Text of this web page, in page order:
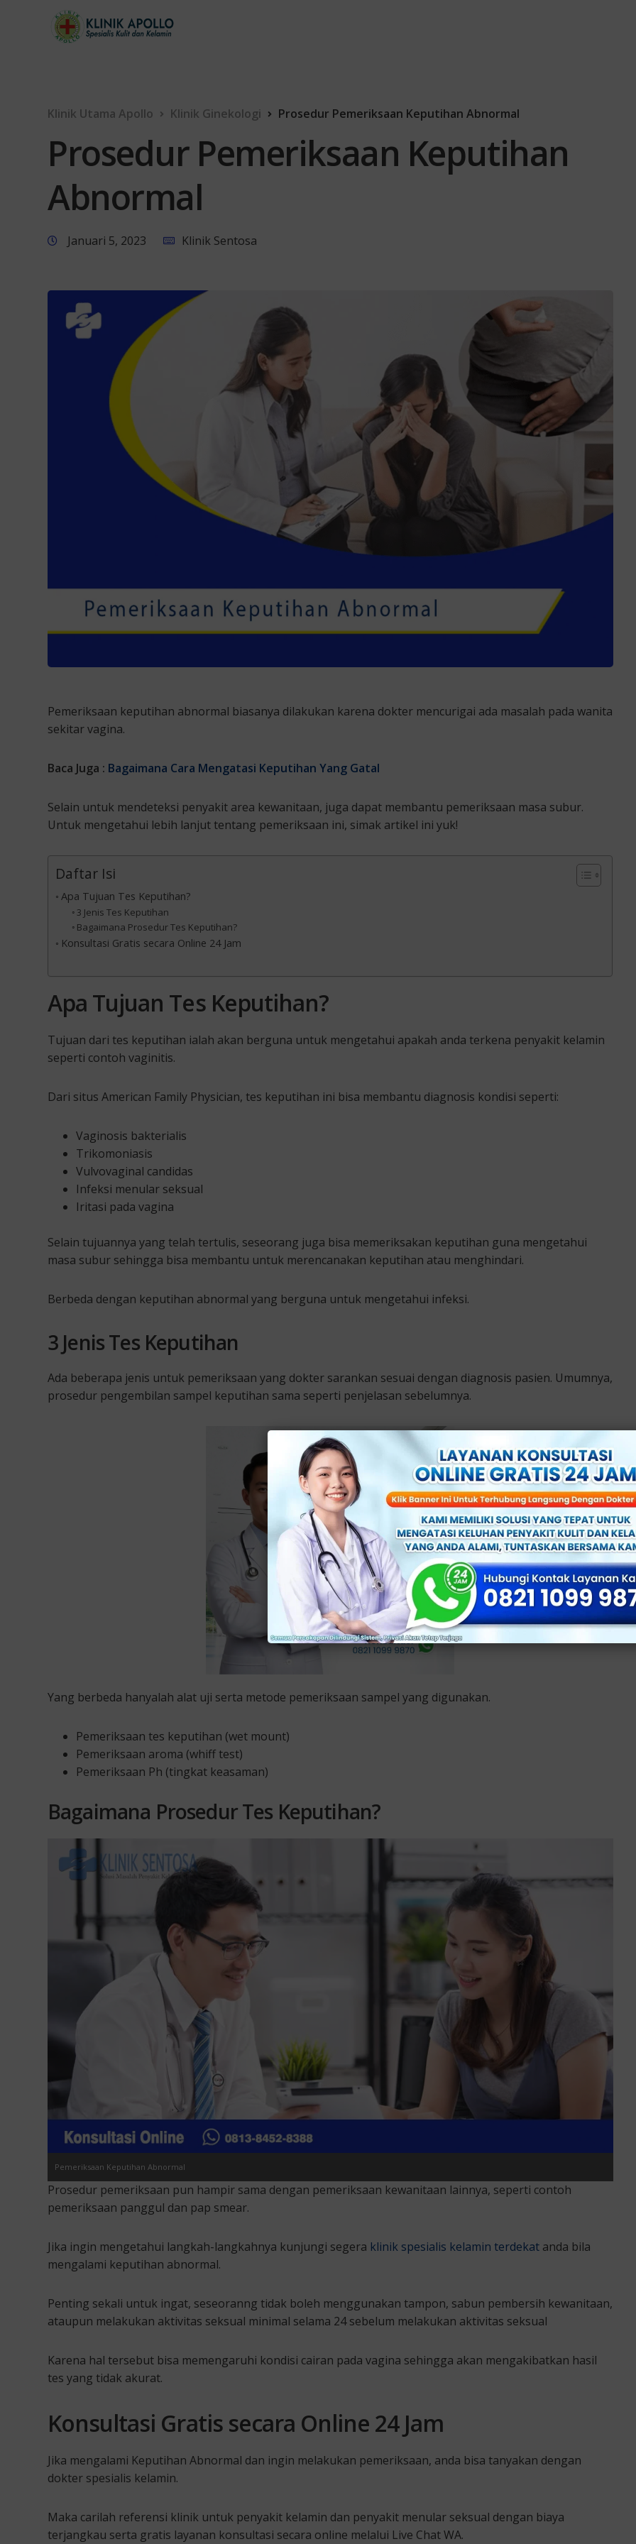
Klinik Utama Apollo Klinik Ginekologi Prosedur Pemeriksaan Keputihan Abnormal
Prosedur Pemeriksaan Keputihan
Abnormal
Januari 5, 2023 Klinik Sentosa
Pemeriksaan keputihan abnormal biasanya dilakukan karena dokter mencurigai ada masalah pada wanita
sekitar vagina.
Baca Juga : Bagaimana Cara Mengatasi Keputihan Yang Gatal
Selain untuk mendeteksi penyakit area kewanitaan, juga dapat membantu pemeriksaan masa subur.
Untuk mengetahui lebih lanjut tentang pemeriksaan ini, simak artikel ini yuk!
Daftar Isi
Apa Tujuan Tes Keputihan?
3 Jenis Tes Keputihan
Bagaimana Prosedur Tes Keputihan?
Konsultasi Gratis secara Online 24 Jam
Apa Tujuan Tes Keputihan?
Tujuan dari tes keputihan ialah akan berguna untuk mengetahui apakah anda terkena penyakit kelamin
seperti contoh vaginitis.
Dari situs American Family Physician, tes keputihan ini bisa membantu diagnosis kondisi seperti:
Vaginosis bakterialis
Trikomoniasis
Vulvovaginal candidas
Infeksi menular seksual
Iritasi pada vagina
Selain tujuannya yang telah tertulis, seseorang juga bisa memeriksakan keputihan guna mengetahui
masa subur sehingga bisa membantu untuk merencanakan keputihan atau menghindari.
Berbeda dengan keputihan abnormal yang berguna untuk mengetahui infeksi.
3 Jenis Tes Keputihan
Ada beberapa jenis untuk pemeriksaan yang dokter sarankan sesuai dengan diagnosis pasien. Umumnya,
prosedur pengembilan sampel keputihan sama seperti penjelasan sebelumnya.
Yang berbeda hanyalah alat uji serta metode pemeriksaan sampel yang digunakan.
Pemeriksaan tes keputihan (wet mount)
Pemeriksaan aroma (whiff test)
Pemeriksaan Ph (tingkat keasaman)
Bagaimana Prosedur Tes Keputihan?
Pemeriksaan Keputihan Abnormal
Prosedur pemeriksaan pun hampir sama dengan pemeriksaan kewanitaan lainnya, seperti contoh
pemeriksaan panggul dan pap smear.
Jika ingin mengetahui langkah-langkahnya kunjungi segera klinik spesialis kelamin terdekat anda bila
mengalami keputihan abnormal.
Penting sekali untuk ingat, seseoranng tidak boleh menggunakan tampon, sabun pembersih kewanitaan,
ataupun melakukan aktivitas seksual minimal selama 24 sebelum melakukan aktivitas seksual
Karena hal tersebut bisa memengaruhi kondisi cairan pada vagina sehingga akan mengakibatkan hasil
tes yang tidak akurat.
Konsultasi Gratis secara Online 24 Jam
Jika mengalami Keputihan Abnormal dan ingin melakukan pemeriksaan, anda bisa tanyakan dengan
dokter spesialis kelamin.
Maka carilah referensi klinik untuk penyakit kelamin dan penyakit menular seksual dengan biaya
terjangkau serta gratis layanan konsultasi secara online melalui Live Chat WA.